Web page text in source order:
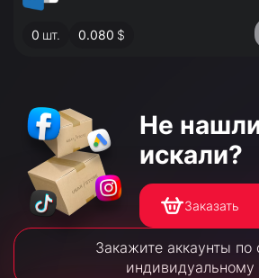
0 шт. 0.080 $
Не
искали?
Заказать
Закажите аккаунты по
индивидуальному